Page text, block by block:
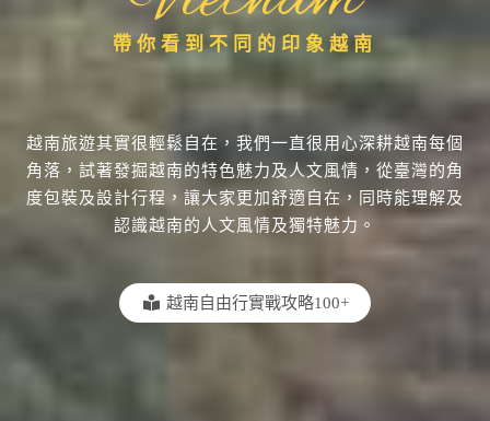
帶你看到不同的印象越南
越南旅遊其實很輕鬆自在，我們一直很用心深耕越南每個
角落，試著發掘越南的特色魅力及人文風情，從臺灣的角
度包裝及設計行程，讓大家更加舒適自在，同時能理解及
認識越南的人文風情及獨特魅力。
越南自由行實戰攻略100+